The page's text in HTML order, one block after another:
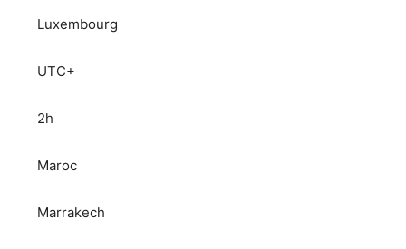
Luxembourg
UTC+
2h
Maroc
Marrakech